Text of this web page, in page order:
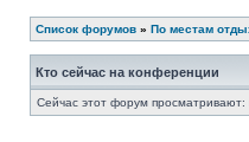
Список форумов » По местам
Кто сейчас на конференции
Сейчас этот форум просматривают: